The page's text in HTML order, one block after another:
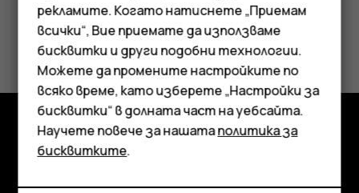
Смартфони
Мобилни телефони
Аксесоари
Таблети
Полезен ли беше този отговор?
Да Не
Изследвайте
Информация
рекламите. Когато натиснете „Приемам
всички“, Вие приемате да използваме
бисквитки и други подобни технологии.
Можете да промените настройките по
всяко време, като изберете „Настройки за
бисквитки“ в долната част на уебсайта.
Научете повече за нашатаполитика за
бисквитките.